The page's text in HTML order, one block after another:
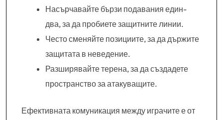
Насърчавайте бързи подавания един-
два, за да пробиете защитните линии.
Често сменяйте позициите, за да държите
защитата в неведение.
Разширявайте терена, за да създадете
пространство за атакуващите.
Ефективната комуникация между играчите е от